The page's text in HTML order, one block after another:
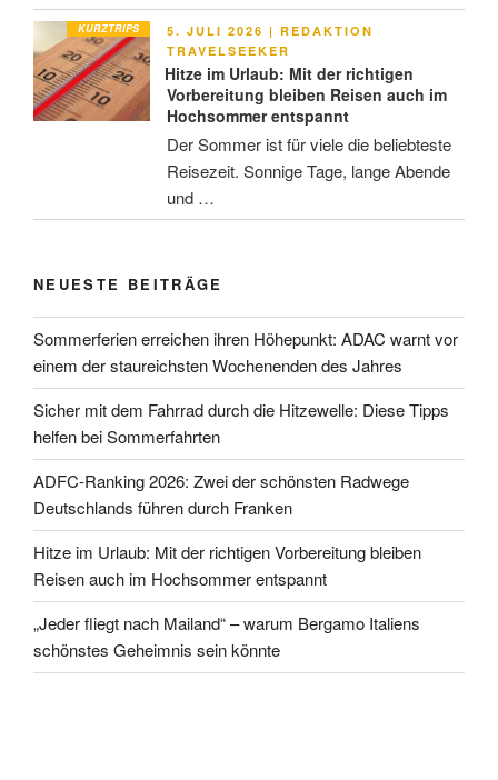
KURZTRIPS
VERÖFFENTLICHT
AM
5. JULI 2026 | REDAKTION
TRAVELSEEKER
Hitze im Urlaub: Mit der richtigen
Vorbereitung bleiben Reisen auch im
Hochsommer entspannt
Der Sommer ist für viele die beliebteste
Reisezeit. Sonnige Tage, lange Abende
und …
NEUESTE BEITRÄGE
Sommerferien erreichen ihren Höhepunkt: ADAC warnt vor
einem der staureichsten Wochenenden des Jahres
Sicher mit dem Fahrrad durch die Hitzewelle: Diese Tipps
helfen bei Sommerfahrten
ADFC-Ranking 2026: Zwei der schönsten Radwege
Deutschlands führen durch Franken
Hitze im Urlaub: Mit der richtigen Vorbereitung bleiben
Reisen auch im Hochsommer entspannt
„Jeder fliegt nach Mailand“ – warum Bergamo Italiens
schönstes Geheimnis sein könnte